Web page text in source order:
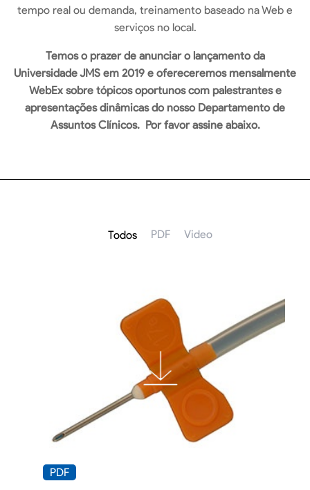
tempo real ou demanda, treinamento baseado na Web e
serviços no local.
Temos o prazer de anunciar o lançamento da
Universidade JMS em 2019 e ofereceremos mensalmente
WebEx sobre tópicos oportunos com palestrantes e
apresentações dinâmicas do nosso Departamento de
Assuntos Clínicos. Por favor assine abaixo.
Todos PDF Video
PDF